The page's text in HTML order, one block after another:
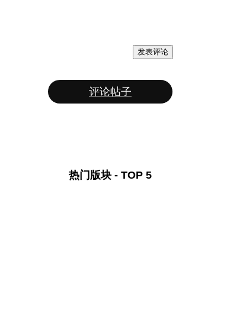
发表评论
评论帖子
热门版块 - TOP 5